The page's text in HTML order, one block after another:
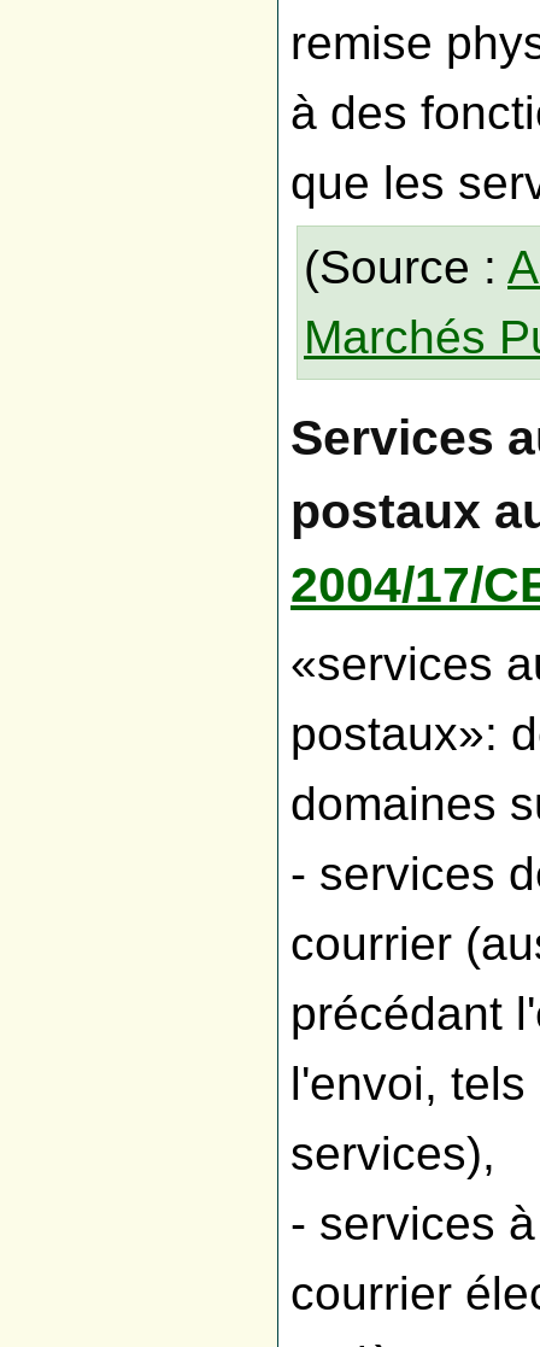
remise
à des
que les
(Source :
Marchés
Services
postaux
2004/17/
«services
postaux»:
domaines
- services
courrier
précédant
l'envoi,
services),
- services
courrier